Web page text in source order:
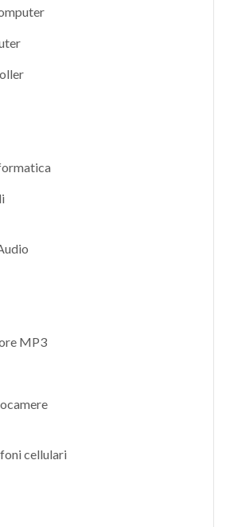
MP3
cellulari